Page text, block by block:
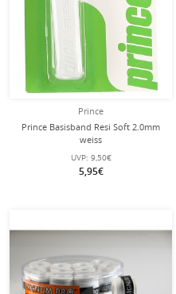
Prince
Prince Basisband Resi Soft 2.0mm
weiss
UVP: 9,50€
5,95€